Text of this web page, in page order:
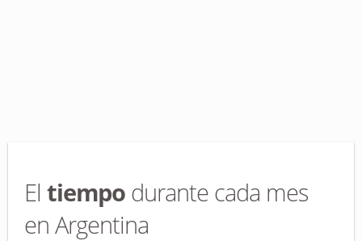
El tiempo durante cada mes
en Argentina